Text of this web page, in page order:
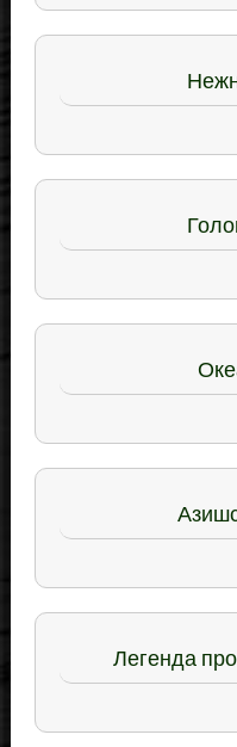
Легенда